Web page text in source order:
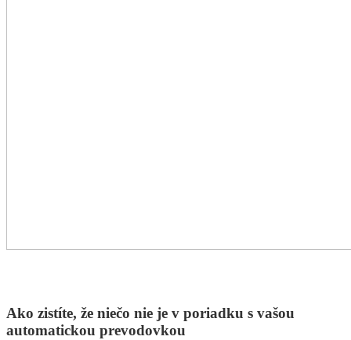
Ako zistíte, že niečo nie je v poriadku s vašou
automatickou prevodovkou